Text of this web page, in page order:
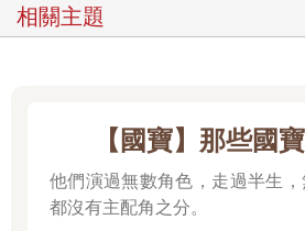
許他們經由海路與陸路還有一些機會。
峴港陷落了。大使館終於決定要協助兒
兒送上一些好事官員稱為「兒童專機」
相關主題
【國寶】那些國
他們演過無數角色，走過半生，
都沒有主配角之分。